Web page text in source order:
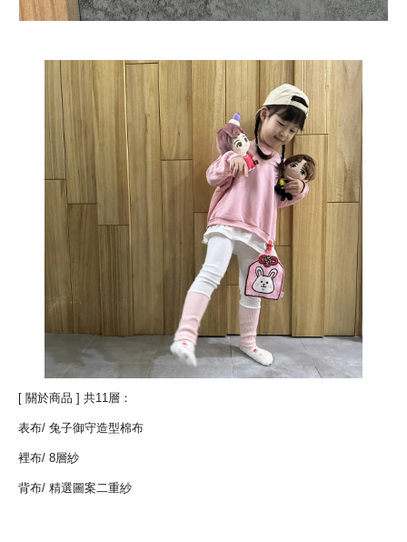
[ 關於商品 ] 共11層：
表布/ 兔子御守造型棉布
裡布/ 8層紗
背布/ 精選圖案二重紗